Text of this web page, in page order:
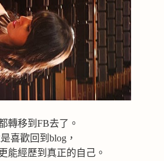
轉移到FB去了。
喜歡回到blog，
能經歷到真正的自己。